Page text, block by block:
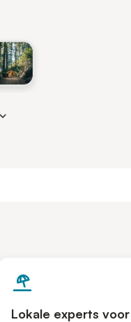
Lokale experts voor